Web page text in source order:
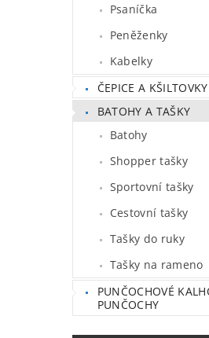
Psaníčka
Peněženky
Kabelky
ČEPICE A KŠILTOVKY
BATOHY A TAŠKY
Batohy
Shopper tašky
Sportovní tašky
Cestovní tašky
Tašky do ruky
Tašky na rameno
PUNČOCHOVÉ
PUNČOCHY